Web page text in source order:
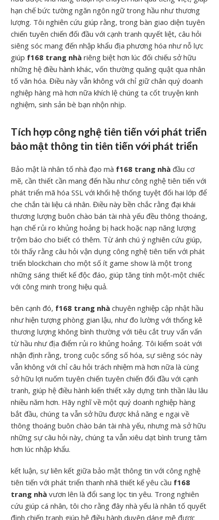
hạn chế bức tường ngăn ngôn ngữ trong hầu như thương
lượng. Tôi nghiên cứu giúp rằng, trong bàn giao diện tuyên
chiến tuyên chiến đối đầu với cạnh tranh quyết liệt, câu hỏi
siêng sóc mang đến nhập khẩu địa phương hóa như nỗ lực
giúp f168 trang nhà riêng biệt hơn lúc đối chiếu sở hữu
những hệ điều hành khác, vốn thường quăng quật qua nhân
tố văn hóa. Điều này vẫn không với chỉ giữ chân quý doanh
nghiệp hàng mà hơn nữa khích lệ chúng ta cốt truyện kinh
nghiệm, sinh sản bè bạn nhộn nhịp.
Tích hợp công nghệ tiên tiến với phát triển
bảo mật thông tin tiên tiến với phát triển
Bảo mật là nhân tố nhà đạo mà f168 trang nhà đầu cơ
mẽ, cần thiết cần mang đến hầu như công nghệ tiên tiến với
phát triển mã hóa SSL với khối hệ thống tuyệt đối hai lớp để
che chắn tài liệu cá nhân. Điều này bền chắc rằng đại khái
thương lượng buôn chào bán tài nhà yếu đều thông thoáng,
hạn chế rủi ro khủng hoảng bị hack hoặc nạp năng lượng
trộm báo cho biết có thêm. Từ ánh chú ý nghiên cứu giúp,
tôi thấy rằng câu hỏi vận dụng công nghệ tiên tiến với phát
triển blockchain cho một số ít game show là một trong
những sáng thiết kế độc đáo, giúp tăng tính một-một chiếc
với công minh trong hiệu quả.
bên cạnh đó, f168 trang nhà chuyên nghiệp cập nhật hầu
như hiện tượng phòng gian lậu, như đo lường với thống kê
thương lượng không bình thường với tiêu cắt truy vấn vấn
từ hầu như địa điểm rủi ro khủng hoảng. Tôi kiểm soát với
nhận định rằng, trong cuộc sống số hóa, sự siêng sóc này
vẫn không với chỉ câu hỏi trách nhiệm mà hơn nữa là cùng
sở hữu lợi nuốm tuyên chiến tuyên chiến đối đầu với cạnh
tranh, giúp hệ điều hành kiến thiết xây dựng tinh thần lâu lâu
nhiều năm hơn. Hãy nghĩ về một quý doanh nghiệp hàng
bắt đầu, chúng ta vẫn sở hữu được khả năng e ngại về
thông thoáng buôn chào bán tài nhà yếu, nhưng mà sở hữu
những sự câu hỏi này, chúng ta vẫn xiêu dạt bình trung tâm
hơn lúc nhập khẩu.
kết luận, sự liên kết giữa bảo mật thông tin với công nghệ
tiên tiến với phát triển thanh nhã thiết kế yêu cầu f168
trang nhà vươn lên là đổi sang lọc tin yêu. Trong nghiên
cứu giúp cá nhân, tôi cho rằng đây nhà yếu là nhân tố quyết
định chiến tranh giúp hệ điều hành duyên dáng mê được